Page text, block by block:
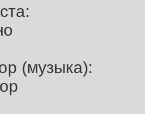
(музыка):